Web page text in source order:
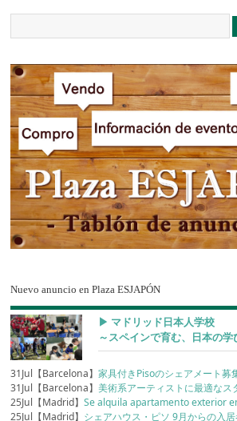
Nuevo anuncio en Plaza ESJAPÓN
▶︎ マドリッド日本人学校
～スペインで育む、日本の学
31Jul【Barcelona】家具付きPisoのシェアメート募
31Jul【Barcelona】美術系アーティストに最適なス
25Jul【Madrid】Se alquila apartamento exterior
25Jul【Madrid】 シェアハウス・ピソ 9月からの入